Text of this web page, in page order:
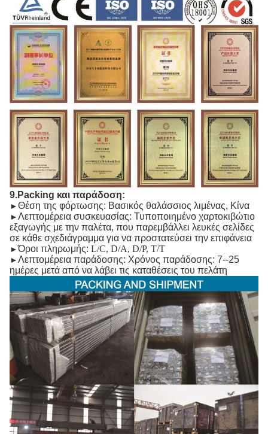
9.Packing και παράδοση:
► Θέση της φόρτωσης: Βασικός θαλάσσιος λιμένας, Κίνα
► Λεπτομέρεια συσκευασίας: Τυποποιημένο χαρτοκιβώτιο
εξαγωγής με την παλέτα, που παρεμβάλλει λευκές σελίδες
σε κάθε σχεδιάγραμμα για να προστατεύσει την επιφάνεια
►Όροι πληρωμής: L/C, D/A, D/P, T/T
► Λεπτομέρεια παράδοσης: Χρόνος παράδοσης: 7--25
ημέρες μετά από να λάβει τις καταθέσεις του πελάτη